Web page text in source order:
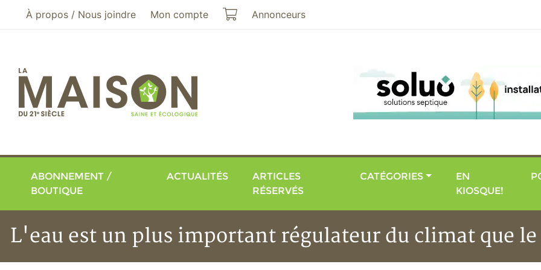
Aller au menu principal
Aller au contenu principal
À propos / Nous joindre Mon compte Mon panier
Annonceurs
ABONNEMENT /
BOUTIQUE
ACTUALITÉS
ARTICLES
RÉSERVÉS
CATÉGORIES
EN
KIOSQUE!
L'eau est un plus important régulateur du climat que le